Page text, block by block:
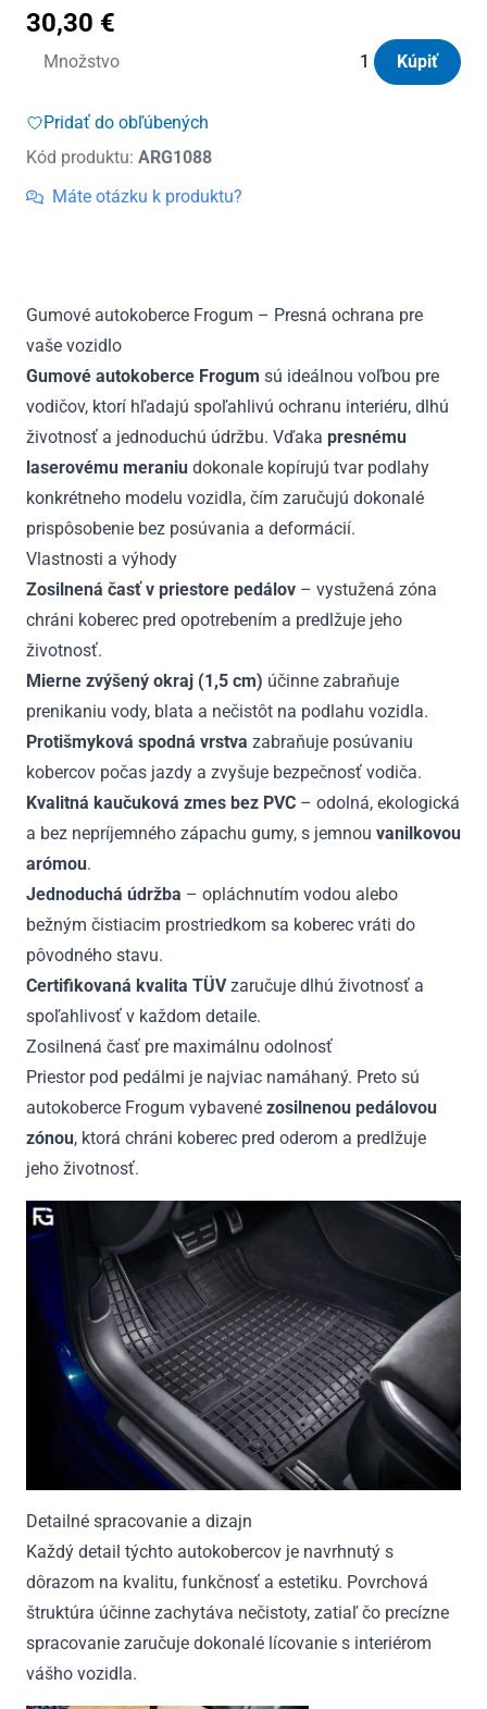
30,30 €
Množstvo
množstvo
gumové
Toyota
Land
Kúpiť
Pridať do obľúbených
Kód produktu: ARG1088
Máte otázku k produktu?
Gumové autokoberce Frogum – Presná ochrana pre
vaše vozidlo
Gumové autokoberce Frogum sú ideálnou voľbou pre
vodičov, ktorí hľadajú spoľahlivú ochranu interiéru, dlhú
životnosť a jednoduchú údržbu. Vďaka presnému
laserovému meraniu dokonale kopírujú tvar podlahy
konkrétneho modelu vozidla, čím zaručujú dokonalé
prispôsobenie bez posúvania a deformácií.
Vlastnosti a výhody
Zosilnená časť v priestore pedálov – vystužená zóna
chráni koberec pred opotrebením a predlžuje jeho
životnosť.
Mierne zvýšený okraj (1,5 cm) účinne zabraňuje
prenikaniu vody, blata a nečistôt na podlahu vozidla.
Protišmyková spodná vrstva zabraňuje posúvaniu
kobercov počas jazdy a zvyšuje bezpečnosť vodiča.
Kvalitná kaučuková zmes bez PVC – odolná, ekologická
a bez nepríjemného zápachu gumy, s jemnou vanilkovou
arómou.
Jednoduchá údržba – opláchnutím vodou alebo
bežným čistiacim prostriedkom sa koberec vráti do
pôvodného stavu.
Certifikovaná kvalita TÜVzaručuje dlhú životnosť a
spoľahlivosť v každom detaile.
Zosilnená časť pre maximálnu odolnosť
Priestor pod pedálmi je najviac namáhaný. Preto sú
autokoberce Frogum vybavené zosilnenou pedálovou
zónou, ktorá chráni koberec pred oderom a predlžuje
jeho životnosť.
Detailné spracovanie a dizajn
Každý detail týchto autokobercov je navrhnutý s
dôrazom na kvalitu, funkčnosť a estetiku. Povrchová
štruktúra účinne zachytáva nečistoty, zatiaľ čo precízne
spracovanie zaručuje dokonalé lícovanie s interiérom
vášho vozidla.